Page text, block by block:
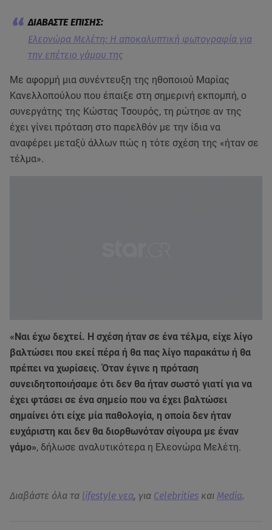
Ελεονώρα Μελέτη: Η αποκαλυπτική φωτογραφία για
την επέτειο γάμου της
Με αφορμή μια συνέντευξη της ηθοποιού Μαρίας
Κανελλοπούλου που έπαιξε στη σημερινή εκπομπή, ο
συνεργάτης της Κώστας Τσουρός, τη ρώτησε αν της
έχει γίνει πρόταση στο παρελθόν με την ίδια να
αναφέρει μεταξύ άλλων πώς η τότε σχέση της «ήταν σε
τέλμα».
«Ναι έχω δεχτεί. Η σχέση ήταν σε ένα τέλμα, είχε λίγο
βαλτώσει που εκεί πέρα ή θα πας λίγο παρακάτω ή θα
πρέπει να χωρίσεις. Όταν έγινε η πρόταση
συνειδητοποιήσαμε ότι δεν θα ήταν σωστό γιατί για να
έχει φτάσει σε ένα σημείο που να έχει βαλτώσει
σημαίνει ότι είχε μία παθολογία, η οποία δεν ήταν
ευχάριστη και δεν θα διορθωνόταν σίγουρα με έναν
γάμο», δήλωσε αναλυτικότερα η Ελεονώρα Μελέτη.
Διαβάστε όλα τα lifestyle νεα, για Celebrities και Media.